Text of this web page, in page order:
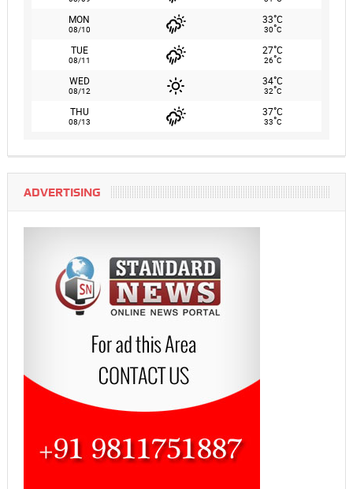
MON
08/10
33°C
30°C
TUE
08/11
27°C
26°C
WED
08/12
34°C
32°C
THU
08/13
37°C
33°C
ADVERTISING